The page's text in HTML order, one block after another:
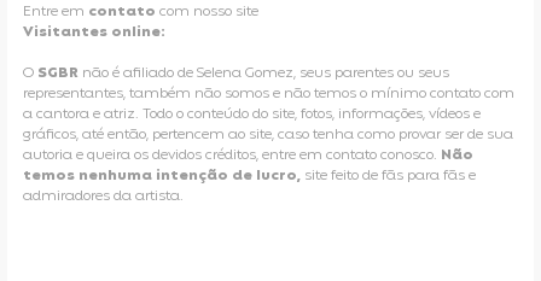
Entre em contato com nosso site
Visitantes online:
O SGBR não é afiliado de Selena Gomez, seus parentes ou seus
representantes, também não somos e não temos o mínimo contato com
a cantora e atriz. Todo o conteúdo do site, fotos, informações, vídeos e
gráficos, até então, pertencem ao site, caso tenha como provar ser de sua
autoria e queira os devidos créditos, entre em contato conosco. Não
temos nenhuma intenção de lucro, site feito de fãs para fãs e
admiradores da artista.